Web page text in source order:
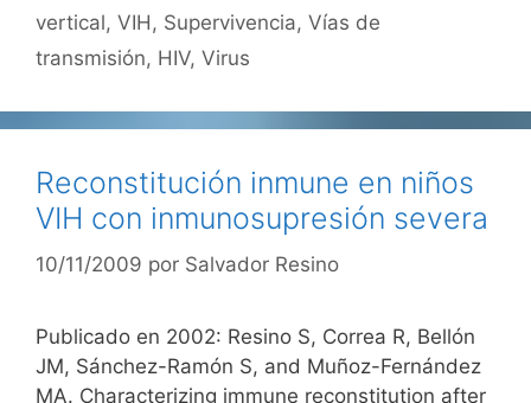
vertical, VIH, Supervivencia, Vías de
transmisión, HIV, Virus
Reconstitución inmune en niños
VIH con inmunosupresión severa
10/11/2009 por Salvador Resino
Publicado en 2002: Resino S, Correa R, Bellón
JM, Sánchez-Ramón S, and Muñoz-Fernández
MA. Characterizing immune reconstitution after